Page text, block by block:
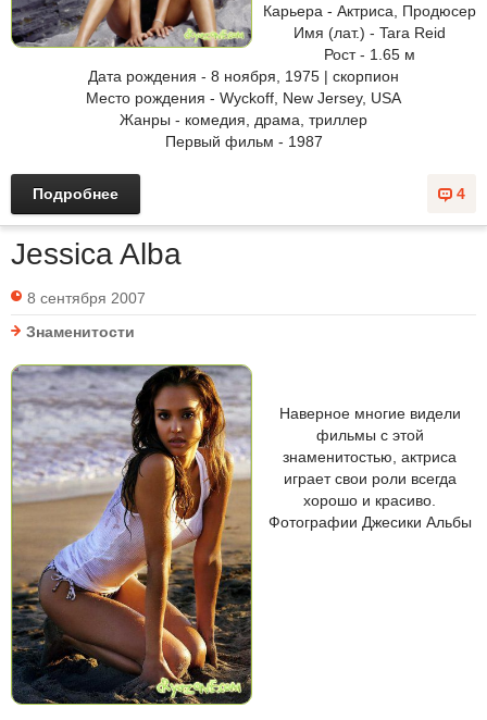
Карьера - Актриса, Продюсер
Имя (лат.) - Tara Reid
Рост - 1.65 м
Дата рождения - 8 ноября, 1975 | скорпион
Место рождения - Wyckoff, New Jersey, USA
Жанры - комедия, драма, триллер
Первый фильм - 1987
4
Подробнее
Jessica Alba
8 сентября 2007
Знаменитости
Наверное многие видели
фильмы с этой
знаменитостью, актриса
играет свои роли всегда
хорошо и красиво.
Фотографии Джесики Альбы